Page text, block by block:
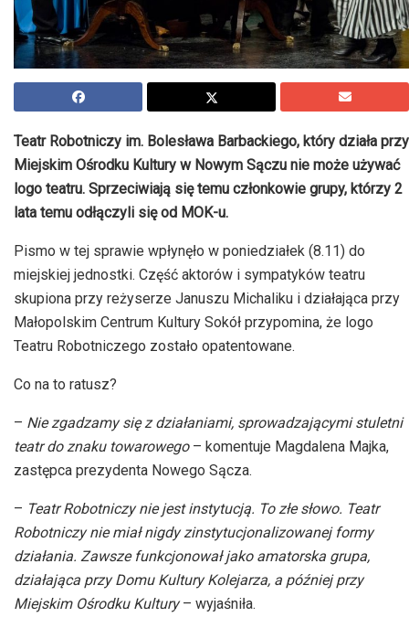
Teatr Robotniczy im. Bolesława Barbackiego, który działa przy
Miejskim Ośrodku Kultury w Nowym Sączu nie może używać
logo teatru. Sprzeciwiają się temu członkowie grupy, którzy 2
lata temu odłączyli się od MOK-u.
Pismo w tej sprawie wpłynęło w poniedziałek (8.11) do
miejskiej jednostki. Część aktorów i sympatyków teatru
skupiona przy reżyserze Januszu Michaliku i działająca przy
Małopolskim Centrum Kultury Sokół przypomina, że logo
Teatru Robotniczego zostało opatentowane.
Co na to ratusz?
– Nie zgadzamy się z działaniami, sprowadzającymi stuletni
teatr do znaku towarowego– komentuje Magdalena Majka,
zastępca prezydenta Nowego Sącza.
– Teatr Robotniczy nie jest instytucją. To złe słowo. Teatr
Robotniczy nie miał nigdy zinstytucjonalizowanej formy
działania. Zawsze funkcjonował jako amatorska grupa,
działająca przy Domu Kultury Kolejarza, a później przy
Miejskim Ośrodku Kultury– wyjaśniła.